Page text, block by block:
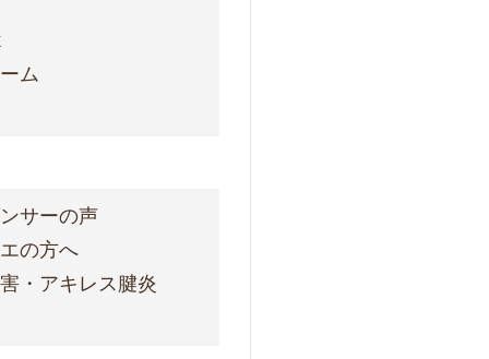
ム
サーの声
の方へ
・アキレス腱炎